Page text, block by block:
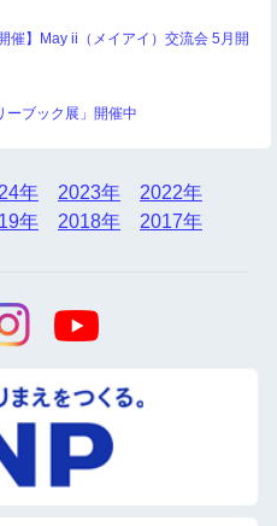
催】May ii（メイアイ）交流会 5月開
ーブック展」開催中
年 2023年
2022年
年 2018年 2017年